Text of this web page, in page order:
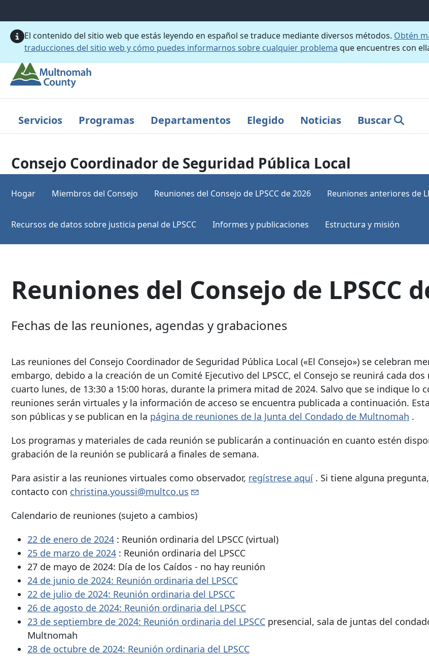
El contenido del sitio web que estás leyendo en español se traduce mediante diversos métodos. Obtén
traducciones del sitio web y cómo puedes informarnos sobre cualquier problema que encuentres con
Servicios Programas Departamentos Elegido Noticias Buscar
Consejo Coordinador de Seguridad Pública Local
Hogar Miembros del Consejo Reuniones del Consejo de LPSCC de 2026 Reuniones anteriores de
Recursos de datos sobre justicia penal de LPSCC Informes y publicaciones Estructura y misión
Reuniones del Consejo de LPSCC
Fechas de las reuniones, agendas y grabaciones
Las reuniones del Consejo Coordinador de Seguridad Pública Local («El Consejo») se celebran
embargo, debido a la creación de un Comité Ejecutivo del LPSCC, el Consejo se reunirá cada dos
cuarto lunes, de 13:30 a 15:00 horas, durante la primera mitad de 2024. Salvo que se indique lo
reuniones serán virtuales y la información de acceso se encuentra publicada a continuación.
son públicas y se publican en la página de reuniones de la Junta del Condado de Multnomah .
Los programas y materiales de cada reunión se publicarán a continuación en cuanto estén
grabación de la reunión se publicará a finales de semana.
Para asistir a las reuniones virtuales como observador, regístrese aquí . Si tiene alguna
contacto con christina.youssi@multco.us
Calendario de reuniones (sujeto a cambios)
22 de enero de 2024 : Reunión ordinaria del LPSCC (virtual)
25 de marzo de 2024 : Reunión ordinaria del LPSCC
27 de mayo de 2024: Día de los Caídos - no hay reunión
24 de junio de 2024: Reunión ordinaria del LPSCC
22 de julio de 2024: Reunión ordinaria del LPSCC
26 de agosto de 2024: Reunión ordinaria del LPSCC
23 de septiembre de 2024: Reunión ordinaria del LPSCC presencial, sala de juntas del
Multnomah
28 de octubre de 2024: Reunión ordinaria del LPSCC